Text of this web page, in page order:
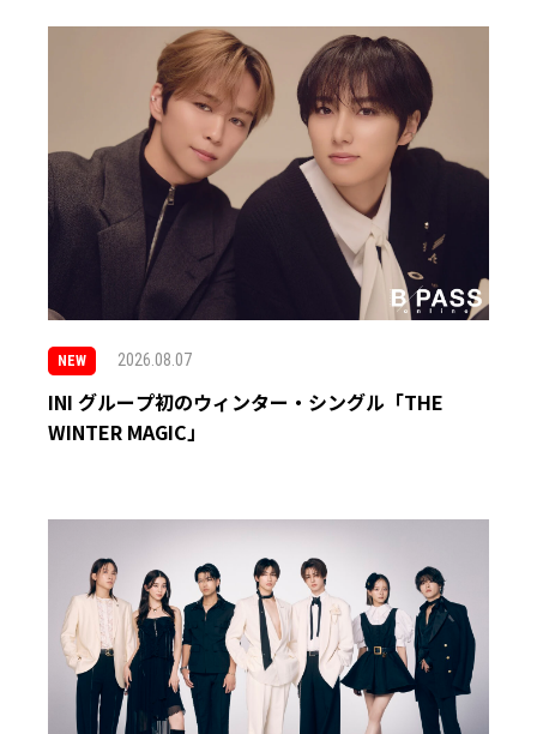
NEW 2026.08.07
INI グループ初のウィンター・シングル「THE
WINTER MAGIC」